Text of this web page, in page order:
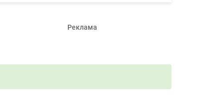
Реклама